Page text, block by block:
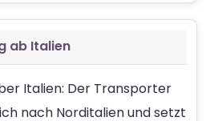
ab Italien
Italien: Der Transporter
nach Norditalien und setzt